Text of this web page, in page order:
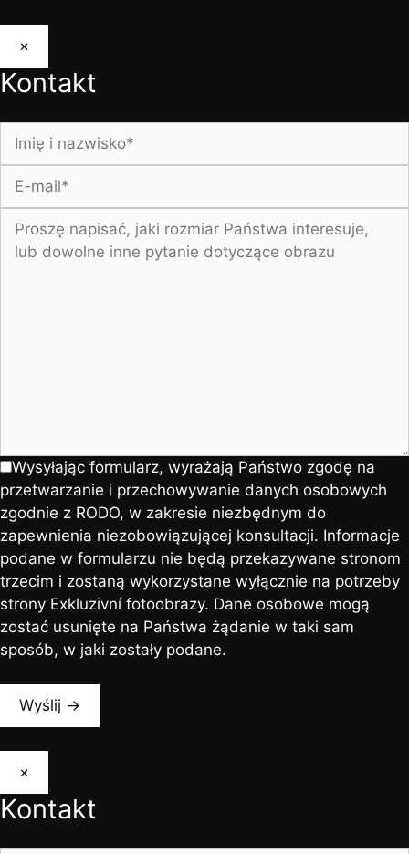
×
Kontakt
Wysyłając formularz, wyrażają Państwo zgodę na
przetwarzanie i przechowywanie danych osobowych
zgodnie z RODO, w zakresie niezbędnym do
zapewnienia niezobowiązującej konsultacji. Informacje
podane w formularzu nie będą przekazywane stronom
trzecim i zostaną wykorzystane wyłącznie na potrzeby
strony Exkluzivní fotoobrazy. Dane osobowe mogą
zostać usunięte na Państwa żądanie w taki sam
sposób, w jaki zostały podane.
×
Kontakt